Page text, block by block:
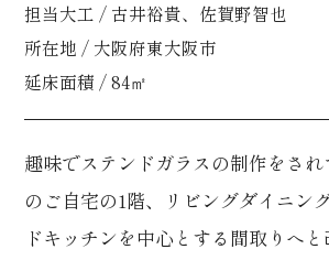
担当大工 / 古井裕貴、佐賀野智也
所在地 / 大阪府東大阪市
延床面積 / 84㎡
趣味でステンドガラスの制作をさ
のご自宅の1階、リビングダイニン
ドキッチンを中心とする間取りへ